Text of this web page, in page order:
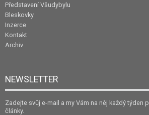
Představení Všudybylu
Bleskovky
Inzerce
Kontakt
Archiv
NEWSLETTER
Zadejte svůj e-mail a my Vám na něj každý týden
články.